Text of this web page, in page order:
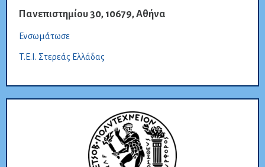
Πανεπιστημίου 30, 10679, Αθήνα
Ενσωμάτωσε
Τ.E.I. Στερεάς Ελλάδας